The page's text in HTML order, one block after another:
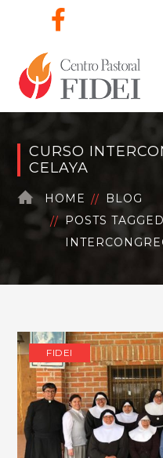
CURSO
CELAYA
HOME
BLOG
POSTS
FIDEI